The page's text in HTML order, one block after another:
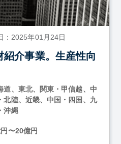
：2025年01月24日
紹介事業。生産性向
道、東北、関東・甲信越、中
北陸、近畿、中国・四国、九
沖縄
〜20億円